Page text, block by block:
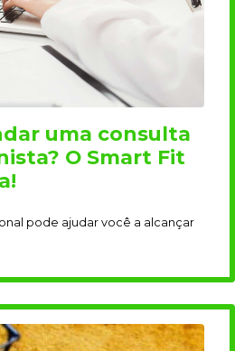
uma consulta
O Smart Fit
pode ajudar você a alcançar